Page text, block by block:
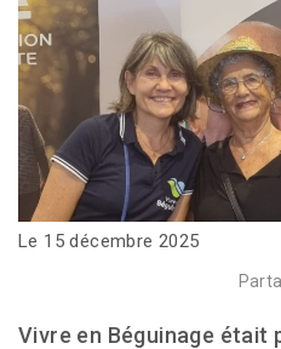
Le 15 décembre 2025
Vivre en Béguinage était